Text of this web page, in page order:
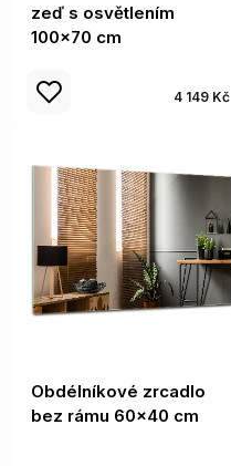
zeď s osvětlením
100x70 cm
4 149 Kč
Obdélníkové zrcadlo
bez rámu 60x40 cm